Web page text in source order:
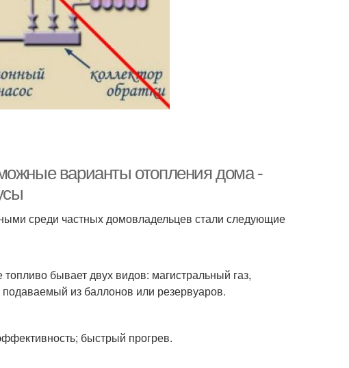
варианты отопления дома -
среди частных домовладельцев стали следующие
бывает двух видов: магистральный газ,
из баллонов или резервуаров.
быстрый прогрев.